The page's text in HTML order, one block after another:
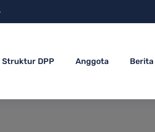
Struktur DPP Anggota Berita